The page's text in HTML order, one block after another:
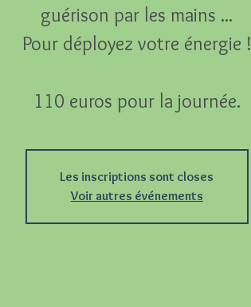
guérison par les mains ...
Pour déployez votre énergie !
110 euros pour la journée.
Les inscriptions sont closes
Voir autres événements